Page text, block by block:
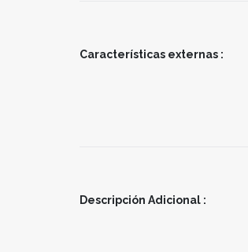
Características externas :
Descripción Adicional :